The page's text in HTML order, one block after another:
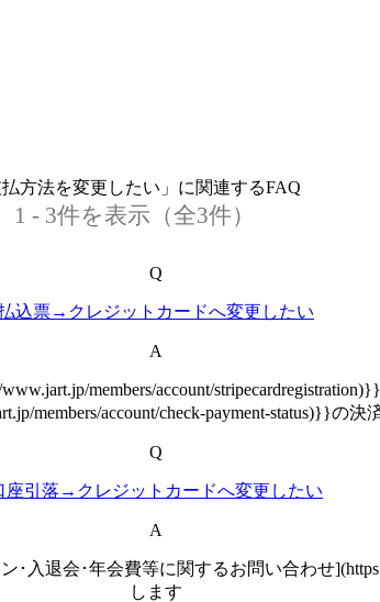
払方法を変更したい」に関連するFAQ
1 - 3件を表示（全3件）
Q
込票→クレジットカードへ変更したい
A
members/account/
members/account/check-payment-status)}}の
Q
座引落→クレジットカードへ変更したい
A
退会･年会費等に関するお問い合わせ
します